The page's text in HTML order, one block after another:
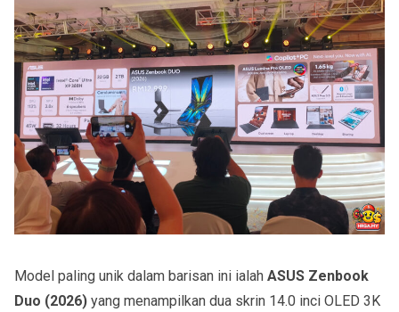
Model paling unik dalam barisan ini ialah ASUS Zenbook
Duo (2026) yang menampilkan dua skrin 14.0 inci OLED 3K